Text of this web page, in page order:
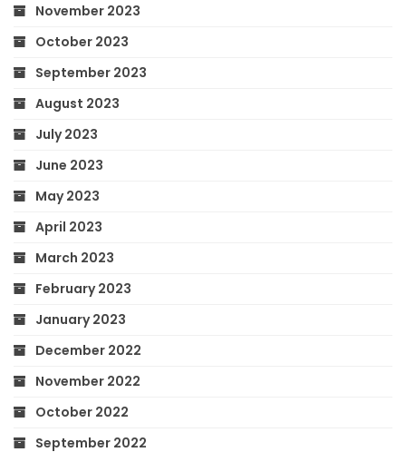
November 2023
October 2023
September 2023
August 2023
July 2023
June 2023
May 2023
April 2023
March 2023
February 2023
January 2023
December 2022
November 2022
October 2022
September 2022